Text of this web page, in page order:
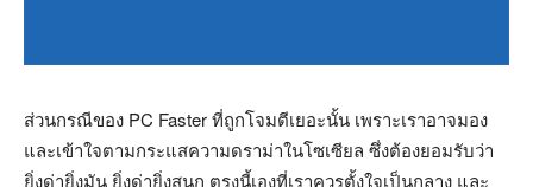
ส่วนกรณีของ PC Faster ที่ถูกโจมตีเยอะนั้น เพราะเราอาจมอง
และเข้าใจตามกระแสความดราม่าในโซเซียล ซึ่งต้องยอมรับว่า
ยิ่งด่ายิ่งมัน ยิ่งด่ายิ่งสนุก ตรงนี้เองที่เราควรตั้งใจเป็นกลาง และ